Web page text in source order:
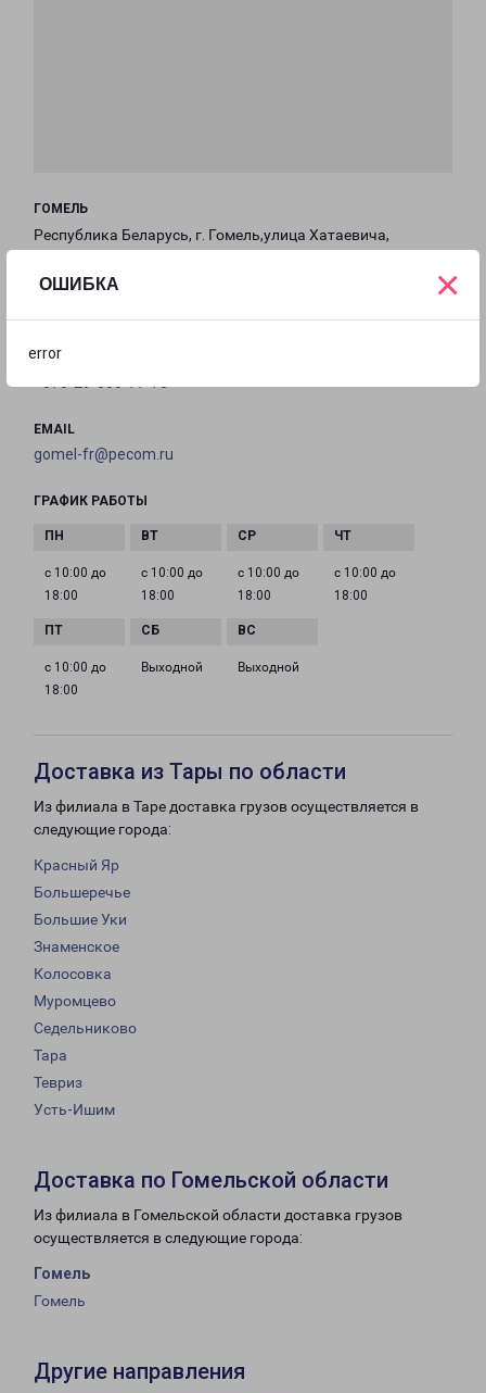
ОШИБКА
error
×
ГОМЕЛЬ
Республика Беларусь, г. Гомель,улица Хатаевича,
ТЕЛЕФОН
+375-29-800-77-78
EMAIL
gomel-fr@pecom.ru
ГРАФИК РАБОТЫ
с 10:00 до
18:00
с 10:00 до
18:00
с 10:00 до
18:00
с 10:00 до
18:00
с 10:00 до
18:00
Выходной Выходной
Доставка из Тары по области
Из филиала в Таре доставка грузов осуществляется в
следующие города:
Красный Яр
Большеречье
Большие Уки
Знаменское
Колосовка
Муромцево
Седельниково
Тара
Тевриз
Усть-Ишим
Доставка по Гомельской области
Из филиала в Гомельской области доставка грузов
осуществляется в следующие города:
Гомель
Гомель
Другие направления